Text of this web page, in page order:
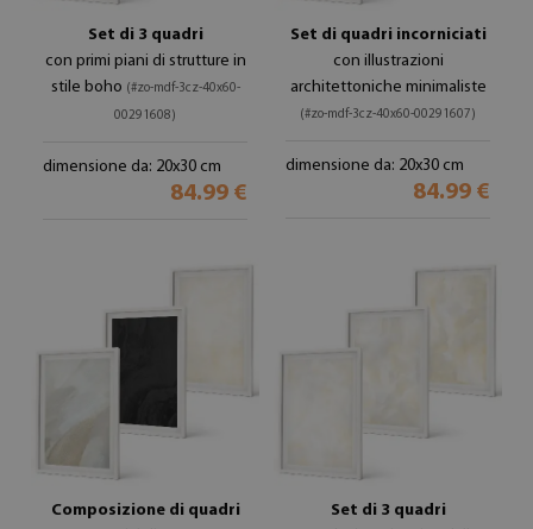
Set di 3 quadri
con primi piani di strutture in
stile boho (#zo-mdf-3cz-40x60-
00291608)
dimensione da: 20x30 cm
84.99 €
Set di quadri incorniciati
con illustrazioni
architettoniche minimaliste
(#zo-mdf-3cz-40x60-00291607)
dimensione da: 20x30 cm
84.99 €
Composizione di quadri
Set di 3 quadri